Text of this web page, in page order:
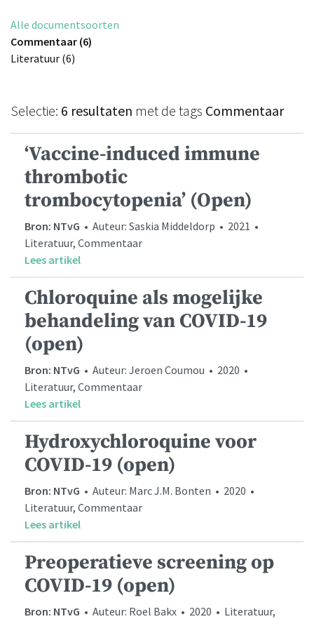
Alle documentsoorten
Commentaar (6)
Literatuur (6)
Selectie: 6 resultaten met de tags Commentaar
‘Vaccine-induced immune
thrombotic
trombocytopenia’ (Open)
Bron: NTvG • Auteur: Saskia Middeldorp • 2021 •
Literatuur, Commentaar
Lees artikel
Chloroquine als mogelijke
behandeling van COVID-19
(open)
Bron: NTvG • Auteur: Jeroen Coumou • 2020 •
Literatuur, Commentaar
Lees artikel
Hydroxychloroquine voor
COVID-19 (open)
Bron: NTvG • Auteur: Marc J.M. Bonten • 2020 •
Literatuur, Commentaar
Lees artikel
Preoperatieve screening op
COVID-19 (open)
Bron: NTvG • Auteur: Roel Bakx • 2020 • Literatuur,